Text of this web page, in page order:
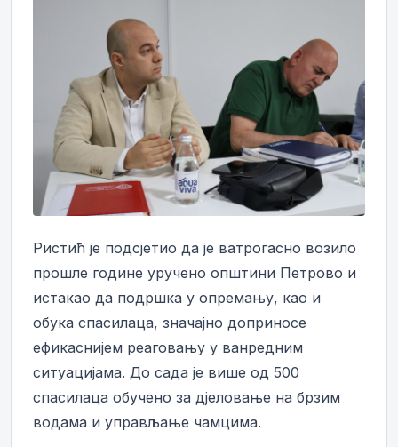
Ристић је подсјетио да је ватрогасно возило
прошле године уручено општини Петрово и
истакао да подршка у опремању, као и
обука спасилаца, значајно доприносе
ефикаснијем реаговању у ванредним
ситуацијама. До сада је више од 500
спасилаца обучено за дјеловање на брзим
водама и управљање чамцима.